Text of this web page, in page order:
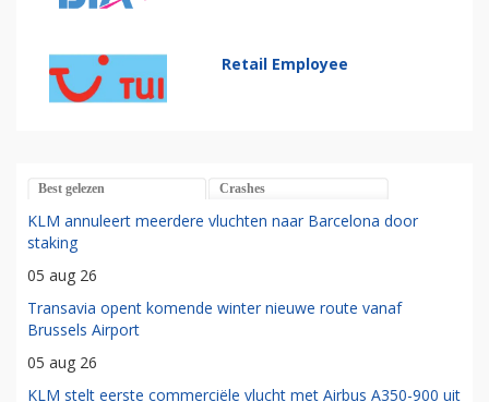
Retail Employee
Best gelezen Crashes
KLM annuleert meerdere vluchten naar Barcelona door
staking
05 aug 26
Transavia opent komende winter nieuwe route vanaf
Brussels Airport
05 aug 26
KLM stelt eerste commerciële vlucht met Airbus A350-900 uit